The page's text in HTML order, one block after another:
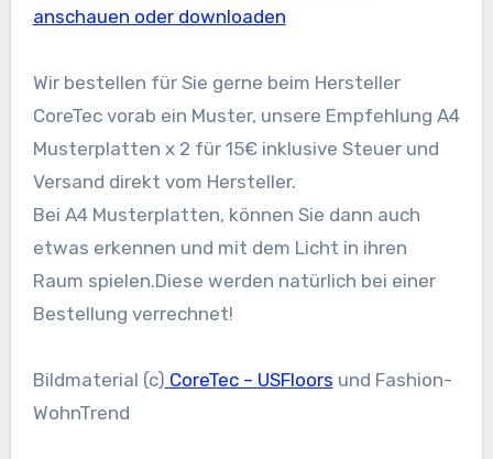
anschauen oder downloaden
Wir bestellen für Sie gerne beim Hersteller
CoreTec vorab ein Muster, unsere Empfehlung A4
Musterplatten x 2 für 15€ inklusive Steuer und
Versand direkt vom Hersteller.
Bei A4 Musterplatten, können Sie dann auch
etwas erkennen und mit dem Licht in ihren
Raum spielen.Diese werden natürlich bei einer
Bestellung verrechnet!
Bildmaterial (c) CoreTec – USFloors und Fashion-
WohnTrend